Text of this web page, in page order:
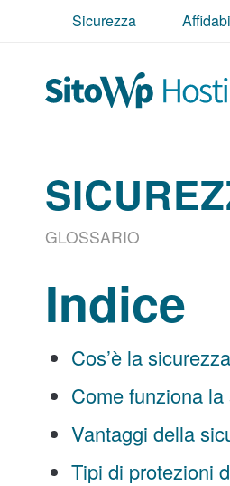
Sicurezza
GLOSSARIO
Indice
Cos’è la
Come funziona
Vantaggi della
Tipi di protezioni